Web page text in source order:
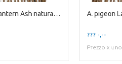
A. pigeon Lantern Ash natural / glass H10xD10
??? -,--
Prezzo x uno